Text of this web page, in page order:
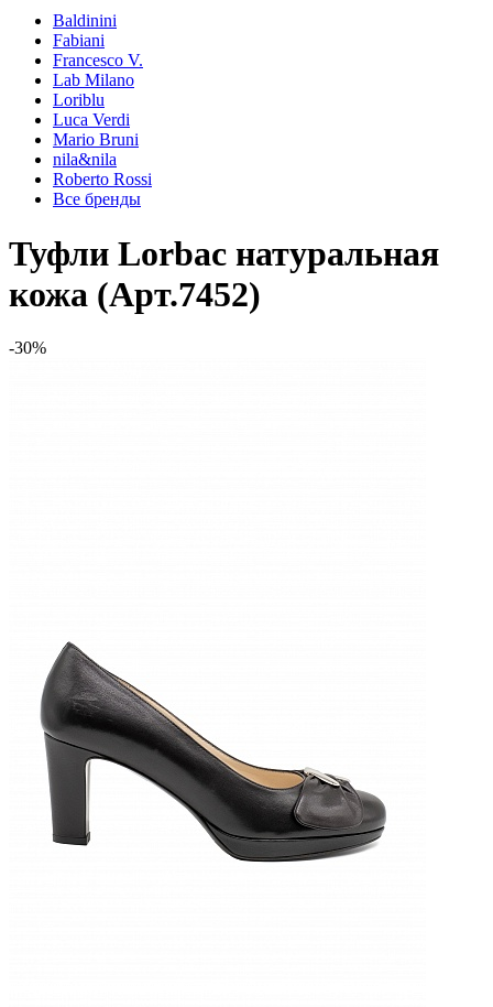
Baldinini
Fabiani
Francesco V.
Lab Milano
Loriblu
Luca Verdi
Mario Bruni
nila&nila
Roberto Rossi
Все бренды
Туфли Lorbac натуральная
кожа (Арт.7452)
-30%